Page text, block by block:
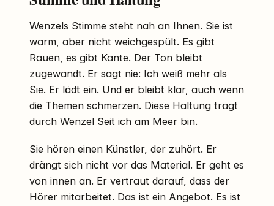
Wenzels Stimme steht nah an Ihnen. Sie ist
warm, aber nicht weichgespült. Es gibt
Rauen, es gibt Kante. Der Ton bleibt
zugewandt. Er sagt nie: Ich weiß mehr als
Sie. Er lädt ein. Und er bleibt klar, auch wenn
die Themen schmerzen. Diese Haltung trägt
durch Wenzel Seit ich am Meer bin.
Sie hören einen Künstler, der zuhört. Er
drängt sich nicht vor das Material. Er geht es
von innen an. Er vertraut darauf, dass der
Hörer mitarbeitet. Das ist ein Angebot. Es ist